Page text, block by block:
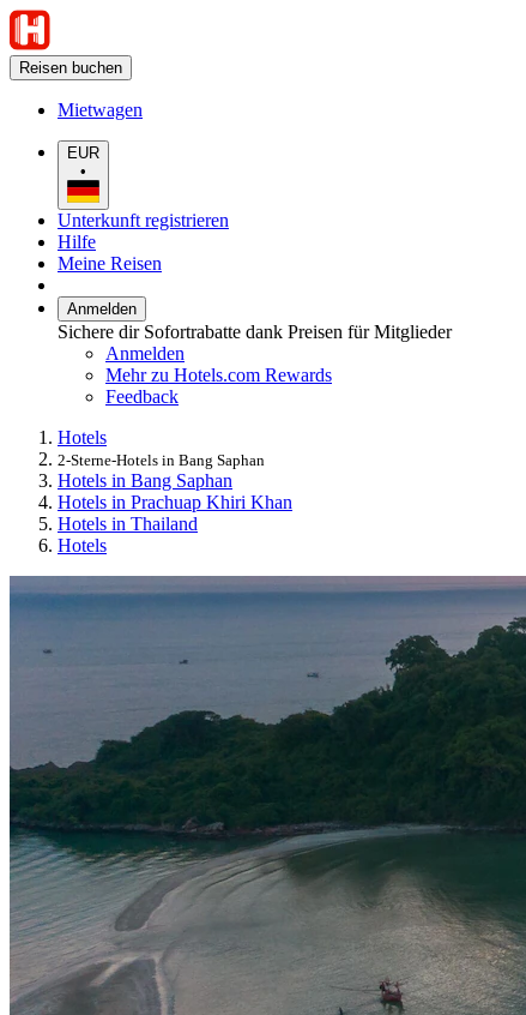
Reisen buchen
Mietwagen
EUR
•
Unterkunft registrieren
Hilfe
Meine Reisen
Anmelden
Sichere dir Sofortrabatte dank Preisen für Mitglieder
Anmelden
Mehr zu Hotels.com Rewards
Feedback
Hotels
2-Sterne-Hotels in Bang Saphan
Hotels in Bang Saphan
Hotels in Prachuap Khiri Khan
Hotels in Thailand
Hotels